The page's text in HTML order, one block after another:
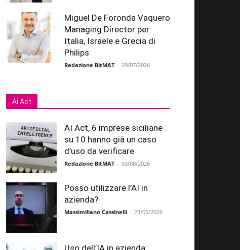
Miguel De Foronda Vaquero
Managing Director per
Italia, Israele e Grecia di
Philips
Redazione BitMAT - 29/07/2026
Ai Act
AI Act, 6 imprese siciliane
su 10 hanno già un caso
d’uso da verificare
Redazione BitMAT - 03/08/2026
Posso utilizzare l’AI in
azienda?
Massimiliano Cassinelli - 23/05/2026